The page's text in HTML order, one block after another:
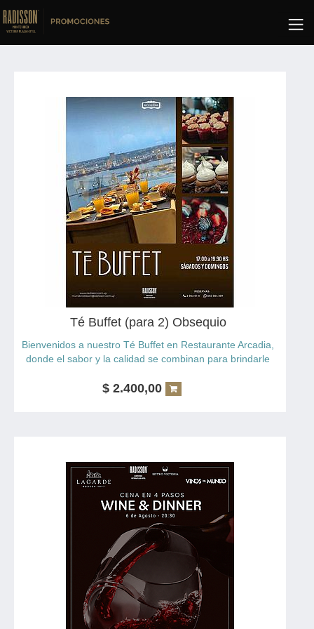
Té Buffet (para 2) Obsequio
Bienvenidos a nuestro Té Buffet en Restaurante Arcadia,
donde el sabor y la calidad se combinan para brindarle
Propuesta para 2 personas.
Bebidas
Café
Té
Leche
Agua mineral
Bocados salados
Scones de queso
Muffins caprese
$ 2.400,00